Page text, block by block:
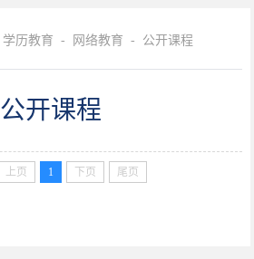
学历教育 - 网络教育 - 公开课程
公开课程
上页 1 下页 尾页